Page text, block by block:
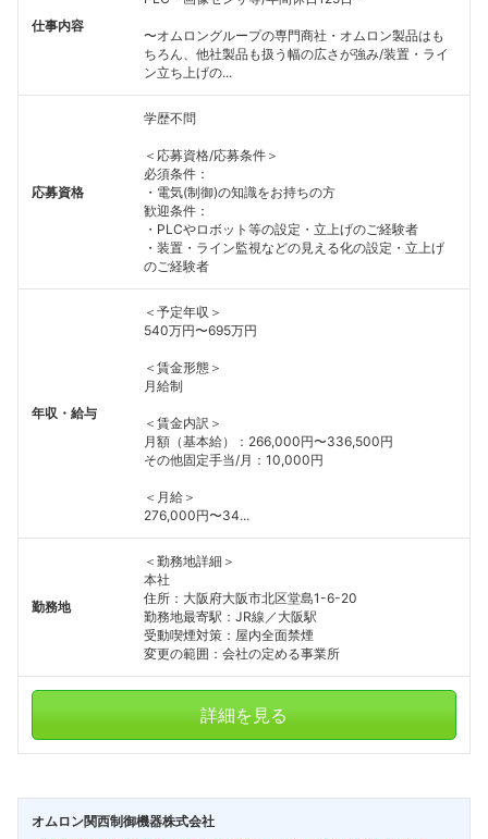
仕事内容
〜オムロングループの専門商社・オムロン製品はも
ちろん、他社製品も扱う幅の広さが強み/装置・ライ
ン立ち上げの...
応募資格
学歴不問
＜応募資格/応募条件＞
必須条件：
・電気(制御)の知識をお持ちの方
歓迎条件：
・PLCやロボット等の設定・立上げのご経験者
・装置・ライン監視などの見える化の設定・立上げ
のご経験者
年収・給与
＜予定年収＞
540万円〜695万円
＜賃金形態＞
月給制
＜賃金内訳＞
月額（基本給）：266,000円〜336,500円
その他固定手当/月：10,000円
＜月給＞
276,000円〜34...
勤務地
＜勤務地詳細＞
本社
住所：大阪府大阪市北区堂島1-6-20
勤務地最寄駅：JR線／大阪駅
受動喫煙対策：屋内全面禁煙
変更の範囲：会社の定める事業所
詳細を見る
オムロン関西制御機器株式会社